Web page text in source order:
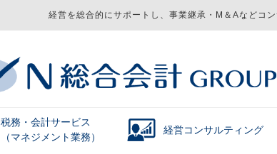
経営を総合的にサポートし、事業継承・M＆Aなどコ
税務・会計サービス
（マネジメント業務）
経営コンサルティング